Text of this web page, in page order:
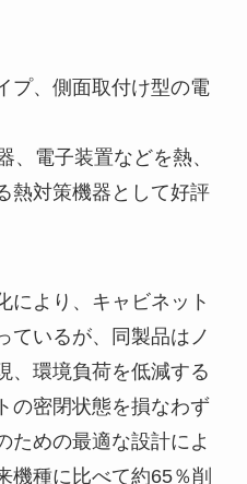
プ、側面取付け型の電
電子装置などを熱、
熱対策機器として好評
により、キャビネット
ているが、同製品はノ
、環境負荷を低減する
の密閉状態を損なわず
ための最適な設計によ
機種に比べて約65％削